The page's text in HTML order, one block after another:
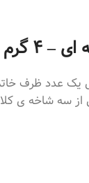
سوپر نگین
خاتم است. در این ظرف خاتم 4 گرم سوپر نگین اتویی
از سه شاخه ی